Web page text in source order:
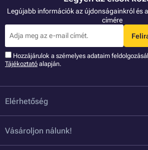
Legújabb információk az újdonságainkról és
címére
Hozzájárulok a szémelyes adataim
Tájékoztató alapján.
Elérhetőség
Vásároljon nálunk!